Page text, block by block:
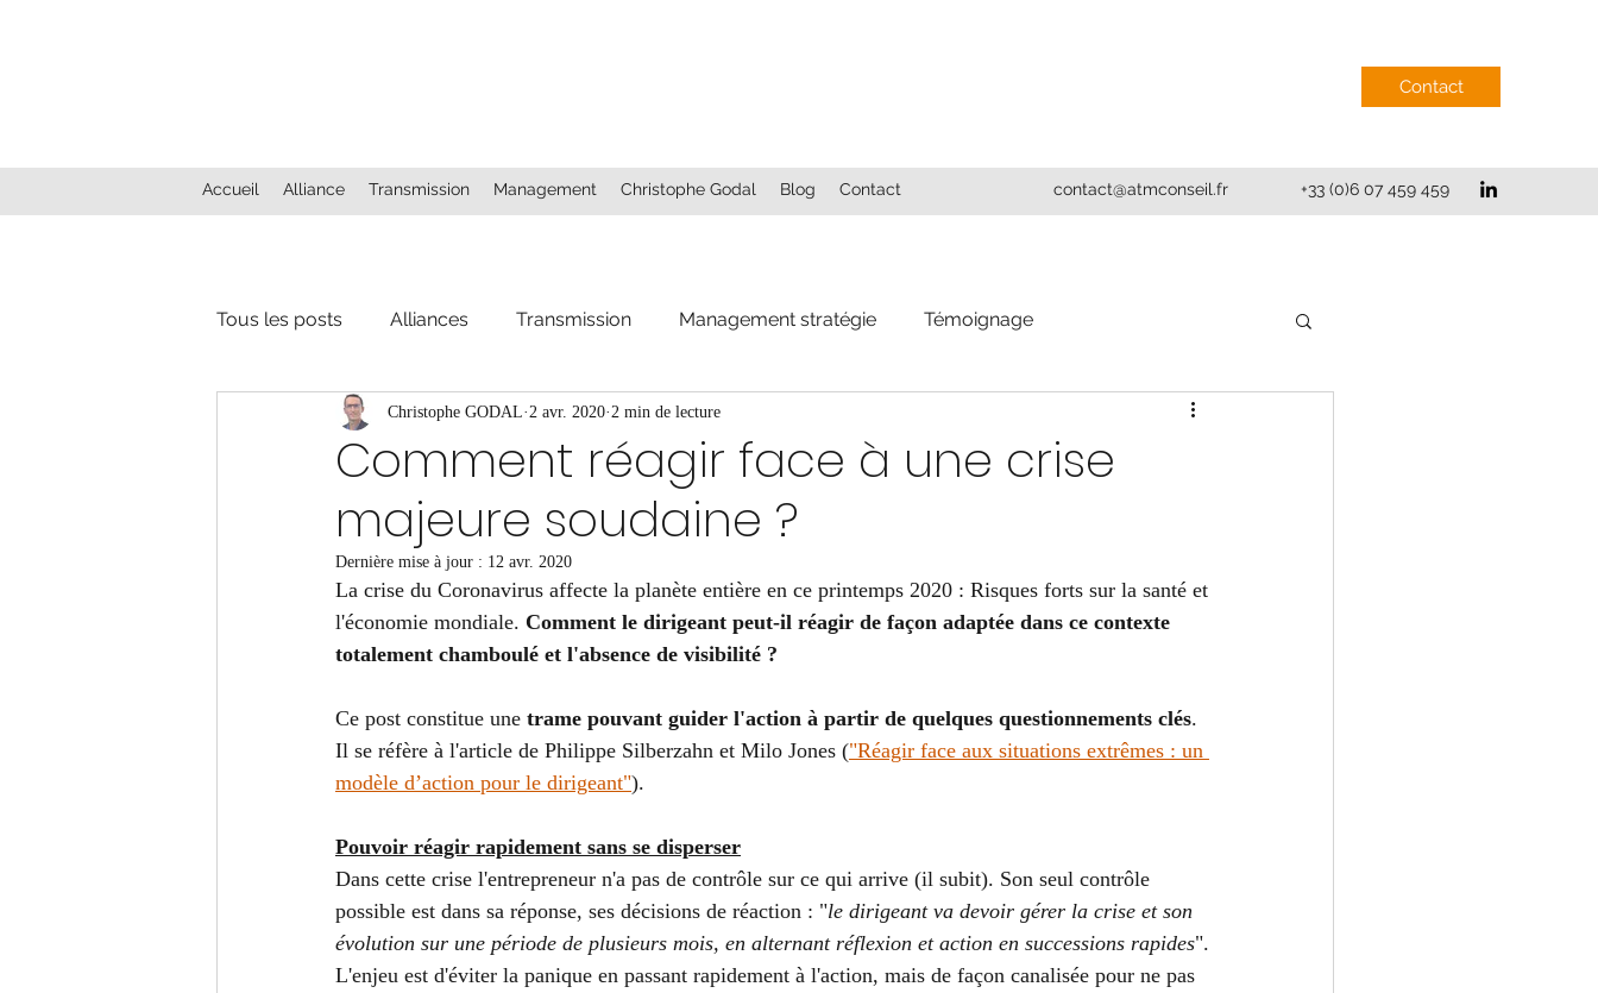
Contact
Accueil Alliance Transmission Management Christophe Godal Blog Contact contact@atmconseil.fr +33 (0)6 07 459 459
Tous les posts Alliances Transmission Management stratégie Témoignage
Comment réagir face à une crise
majeure soudaine ?
Christophe GODAL 2 avr. 2020 2 min de lecture
Dernière mise à jour : 12 avr. 2020
La crise du Coronavirus affecte la planète entière en ce printemps 2020 : Risques forts sur la santé et
l'économie mondiale. Comment le dirigeant peut-il réagir de façon adaptée dans ce contexte
totalement chamboulé et l'absence de visibilité ?
Ce post constitue une trame pouvant guider l'action à partir de quelques questionnements clés.
Il se réfère à l'article de Philippe Silberzahn et Milo Jones ("Réagir face aux situations extrêmes : un
modèle d’action pour le dirigeant").
Pouvoir réagir rapidement sans se disperser
Dans cette crise l'entrepreneur n'a pas de contrôle sur ce qui arrive (il subit). Son seul contrôle
possible est dans sa réponse, ses décisions de réaction : "le dirigeant va devoir gérer la crise et son
évolution sur une période de plusieurs mois, en alternant réflexion et action en successions rapides".
L'enjeu est d'éviter la panique en passant rapidement à l'action, mais de façon canalisée pour ne pas